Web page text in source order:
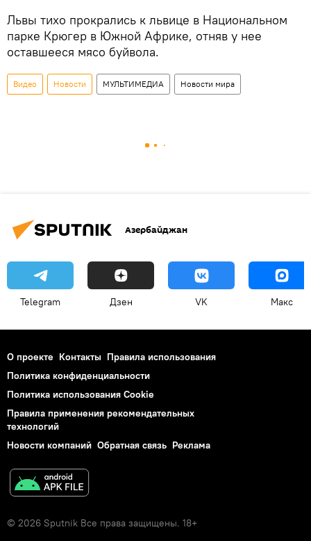
Львы тихо прокрались к львице в Национальном
парке Крюгер в Южной Африке, отняв у нее
оставшееся мясо буйвола.
Видео Новости МУЛЬТИМЕДИА Новости мира
Азербайджан
Telegram Дзен VK Макс
О проекте Контакты Правила использования
Политика конфиденциальности
Политика использования Cookie
Правила применения рекомендательных
технологий
Новости компаний Обратная связь Реклама
© 2026 Sputnik Все права защищены. 18+